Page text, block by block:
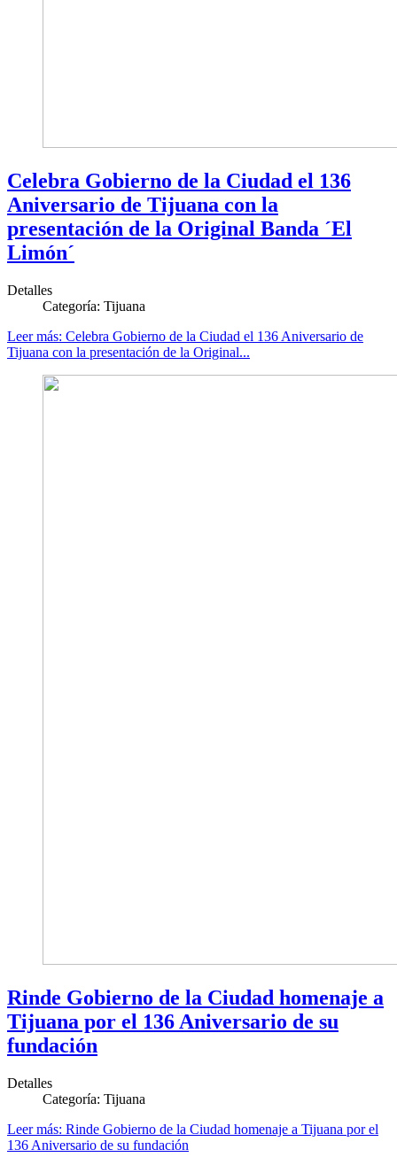
Celebra Gobierno de la Ciudad el 136
Aniversario de Tijuana con la
presentación de la Original Banda ´El
Limón´
Detalles
Categoría: Tijuana
Leer más: Celebra Gobierno de la Ciudad el 136 Aniversario de
Tijuana con la presentación de la Original...
Rinde Gobierno de la Ciudad homenaje a
Tijuana por el 136 Aniversario de su
fundación
Detalles
Categoría: Tijuana
Leer más: Rinde Gobierno de la Ciudad homenaje a Tijuana por el
136 Aniversario de su fundación